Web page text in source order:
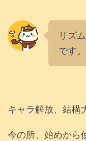
リズ
です。
キャラ解放、結構
今の所、始めから